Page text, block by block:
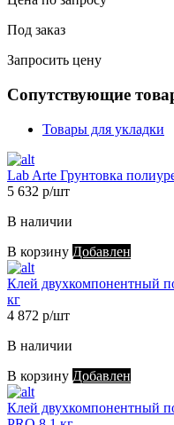
Под заказ
Запросить цену
Сопутствующие
Товары для укладки
Lab Arte Грунтовка
5 632 р/шт
В наличии
В корзину Добавлен
Клей двухкомпонентный
кг
4 872 р/шт
В наличии
В корзину Добавлен
Клей двухкомпонентный